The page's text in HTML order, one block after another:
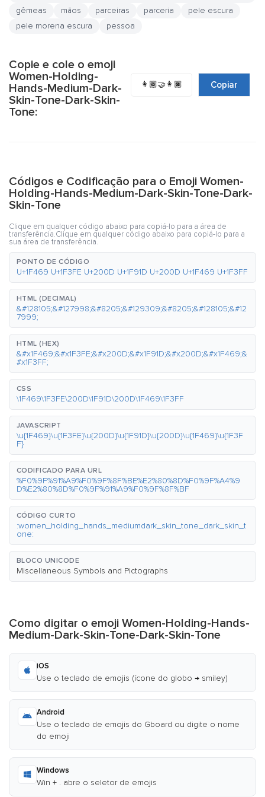
gêmeas mãos parceiras parceria
pele escura
pele morena escura
pessoa
Copie e cole o emoji
Women-Holding-
Hands-Medium-Dark-
Skin-Tone-Dark-Skin-
Tone:
👩🏾‍🤝‍👩🏿 Copiar
Códigos e Codificação para o Emoji Women-
Holding-Hands-Medium-Dark-Skin-Tone-Dark-
Skin-Tone
Clique em qualquer código abaixo para copiá-lo para a área de
transferência.Clique em qualquer código abaixo para copiá-lo para a
sua área de transferência.
PONTO DE CÓDIGO
U+1F469 U+1F3FE U+200D U+1F91D U+200D U+1F469 U+1F3FF
HTML (DECIMAL)
&#128105;&#127998;&#8205;&#129309;&#8205;&#128105;&#12
7999;
HTML (HEX)
&#x1F469;&#x1F3FE;&#x200D;&#x1F91D;&#x200D;&#x1F469;&
#x1F3FF;
CSS
\1F469\1F3FE\200D\1F91D\200D\1F469\1F3FF
JAVASCRIPT
\u{1F469}\u{1F3FE}\u{200D}\u{1F91D}\u{200D}\u{1F469}\u{1F3F
F}
CODIFICADO PARA URL
%F0%9F%91%A9%F0%9F%8F%BE%E2%80%8D%F0%9F%A4%9
D%E2%80%8D%F0%9F%91%A9%F0%9F%8F%BF
CÓDIGO CURTO
:women_holding_hands_mediumdark_skin_tone_dark_skin_t
one:
BLOCO UNICODE
Miscellaneous Symbols and Pictographs
Como digitar o emoji Women-Holding-Hands-
Medium-Dark-Skin-Tone-Dark-Skin-Tone
iOS
Use o teclado de emojis (ícone do globo → smiley)
Android
Use o teclado de emojis do Gboard ou digite o nome
do emoji
Windows
Win + . abre o seletor de emojis